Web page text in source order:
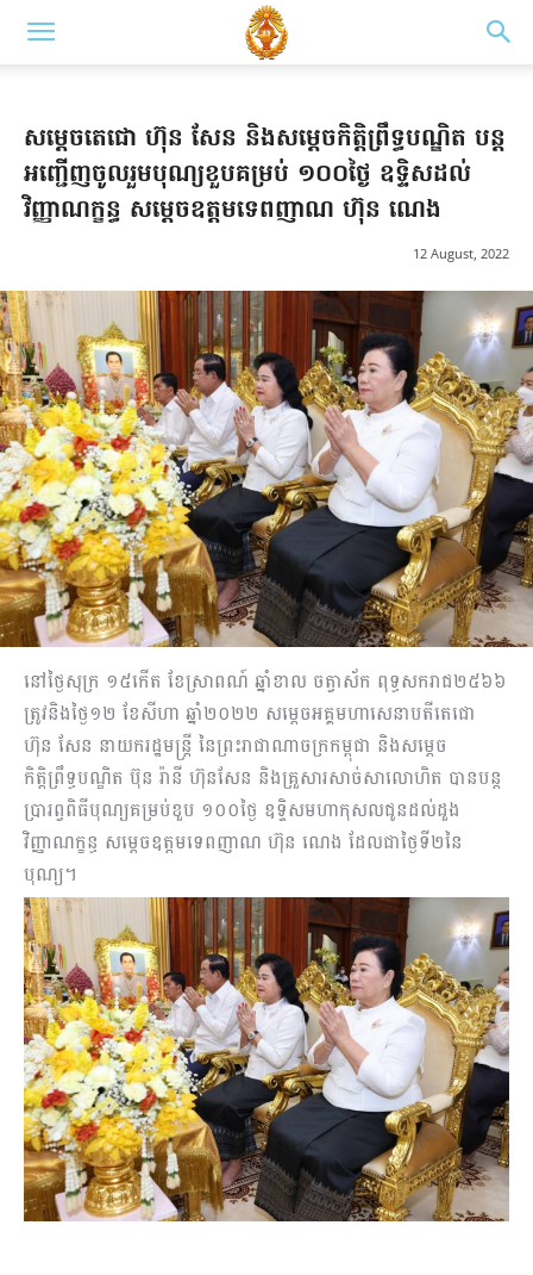
សម្តេចតេជោ ហ៊ុន សែន និងសម្តេចកិត្តិព្រឹទ្ធបណ្ឌិត បន្ត
អញ្ជើញចូលរួមបុណ្យខួបគម្រប់ ១០០ថ្ងៃ ឧទ្ទិសដល់
វិញ្ញាណក្ខន្ធ សម្តេចឧត្តមទេពញាណ ហ៊ុន ណេង
12 August, 2022
នៅថ្ងៃសុក្រ ១៥កើត ខែស្រាពណ៍ ឆ្នាំខាល ចត្វាស័ក ពុទ្ធសករាជ២៥៦៦
ត្រូវនិងថ្ងៃ១២ ខែសីហា ឆ្នាំ២០២២ សម្តេចអគ្គមហាសេនាបតីតេជោ
ហ៊ុន សែន នាយករដ្ឋមន្រ្តី នៃព្រះរាជាណាចក្រកម្ពុជា និងសម្តេច
កិត្តិព្រឹទ្ធបណ្ឌិត ប៊ុន រ៉ានី ហ៊ុនសែន និងគ្រួសារសាច់សាលោហិត បានបន្ត
ប្រារព្វពិធីបុណ្យគម្រប់ខួប ១០០ថ្ងៃ ឧទ្ទិសមហាកុសលជូនដល់ដួង
វិញ្ញាណក្ខន្ធ សម្តេចឧត្តមទេពញាណ ហ៊ុន ណេង ដែលជាថ្ងៃទី២នៃ
បុណ្យ។